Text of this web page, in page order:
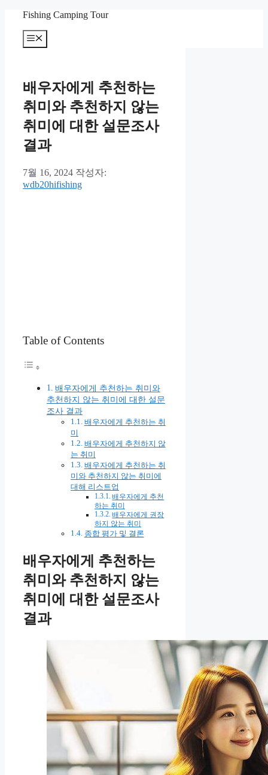
Fishing Camping Tour
메
뉴
배우자에게 추천하는
취미와 추천하지 않는
취미에 대한 설문조사
결과
7월 16, 2024 작성자:
wdb20hifishing
Table of Contents
배우자에게 추천하는 취미와
추천하지 않는 취미에 대한 설문
조사 결과
배우자에게 추천하는 취
미
배우자에게 추천하지 않
는 취미
배우자에게 추천하는 취
미와 추천하지 않는 취미에
대해 리스트업
배우자에게 추천
하는 취미
배우자에게 권장
하지 않는 취미
종합 평가 및 결론
배우자에게 추천하는
취미와 추천하지 않는
취미에 대한 설문조사
결과